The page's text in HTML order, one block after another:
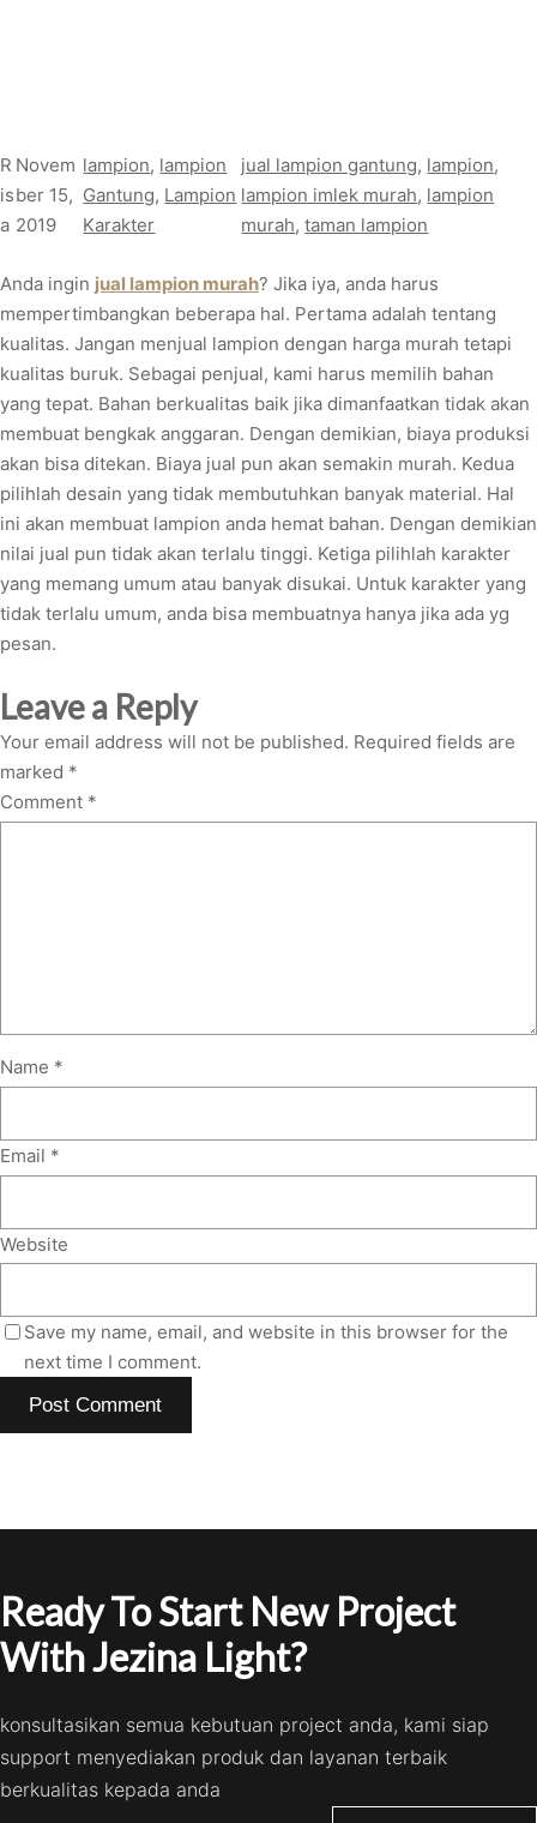
R
is
a
Novem
ber 15,
2019
lampion, lampion
Gantung, Lampion
Karakter
jual lampion gantung, lampion
lampion imlek murah, lampion
murah, taman lampion
Anda ingin jual lampion murah? Jika iya, anda harus
mempertimbangkan beberapa hal. Pertama adalah tentang
kualitas. Jangan menjual lampion dengan harga murah tetapi
kualitas buruk. Sebagai penjual, kami harus memilih bahan
yang tepat. Bahan berkualitas baik jika dimanfaatkan tidak akan
membuat bengkak anggaran. Dengan demikian, biaya produksi
akan bisa ditekan. Biaya jual pun akan semakin murah. Kedua
pilihlah desain yang tidak membutuhkan banyak material. Hal
ini akan membuat lampion anda hemat bahan. Dengan demikian
nilai jual pun tidak akan terlalu tinggi. Ketiga pilihlah karakter
yang memang umum atau banyak disukai. Untuk karakter yang
tidak terlalu umum, anda bisa membuatnya hanya jika ada yg
pesan.
Leave a Reply
Your email address will not be published. Required fields are
marked *
Comment *
Name *
Email *
Website
Save my name, email, and website in this browser for the
next time I comment.
Ready To Start New Project
With Jezina Light?
konsultasikan semua kebutuan project anda, kami siap
support menyediakan produk dan layanan terbaik
berkualitas kepada anda